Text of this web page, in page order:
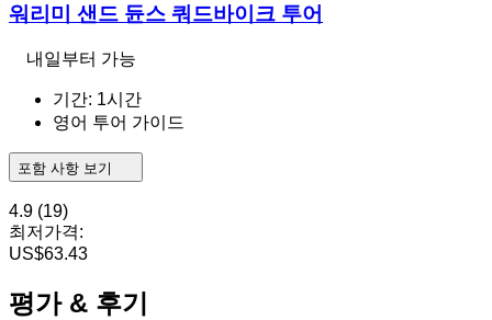
워리미 샌드 듄스 쿼드바이크 투어
내일부터 가능
기간: 1시간
영어 투어 가이드
포함 사항 보기
4.9 (19)
최저가격:
US$63.43
평가 & 후기